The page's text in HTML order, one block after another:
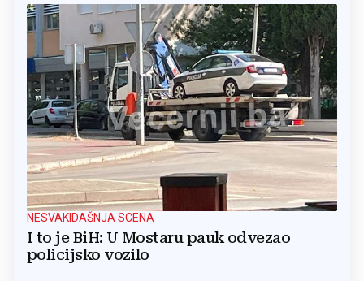
NESVAKIDAŠNJA SCENA
I to je BiH: U Mostaru pauk odvezao
policijsko vozilo